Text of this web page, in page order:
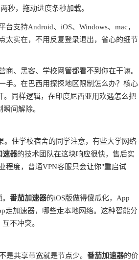
秒，拖动进度条秒加载。
台支持Android、iOS、Windows、mac，
太实在，不用反复登录退出，省心的细节
、黑客、学校网管都看不到你在干嘛。
手。在巴西用探探地区限制怎么办？核心
同样逻辑，在印度尼西亚用欢遇怎么把
间解除。
住学校宿舍的同学注意，有些大学网络
速器的技术团队在这块响应很快，售后实
程度，普通VPN客服只会让你"重启试
番茄加速器的iOS版做得傻瓜化，App
走加速器，哪些走本地网络。这种智能分
不冲突。
是共享带宽就是节点少。 番茄加速器的价